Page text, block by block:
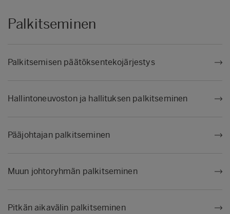
Palkitseminen
Palkitsemisen päätöksentekojärjestys
Hallintoneuvoston ja hallituksen palkitseminen
Pääjohtajan palkitseminen
Muun johtoryhmän palkitseminen
Pitkän aikavälin palkitseminen